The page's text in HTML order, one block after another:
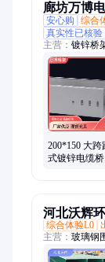
廊坊万博
安心购
综合
真实性已核验
主营： 镀锌桥
桥架、大跨距
200*150 大跨
式镀锌电缆
河北沃辉
综合体验L0
主营： 玻璃钢
架、玻璃钢